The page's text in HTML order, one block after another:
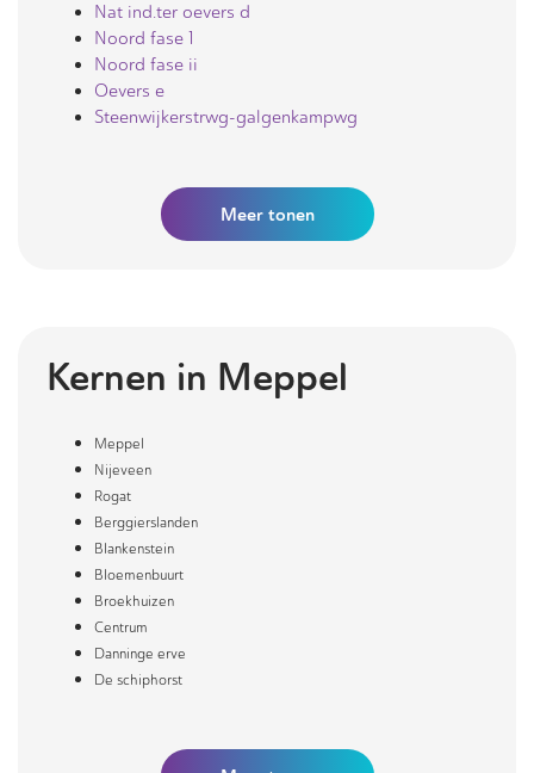
Nat ind.ter oevers d
Noord fase 1
Noord fase ii
Oevers e
Steenwijkerstrwg-galgenkampwg
Meertonen
Kernen in Meppel
Meppel
Nijeveen
Rogat
Berggierslanden
Blankenstein
Bloemenbuurt
Broekhuizen
Centrum
Danninge erve
De schiphorst